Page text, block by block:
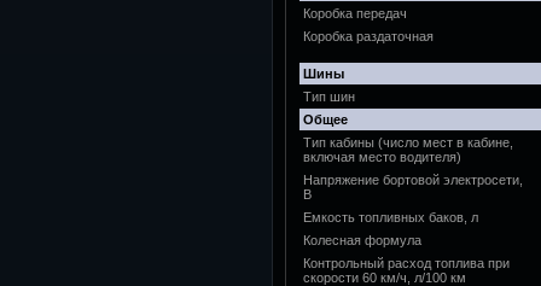
Коробка передач
Коробка раздаточная
Шины
Тип шин
Общее
Тип кабины (число мест в кабине,
включая место водителя)
Напряжение бортовой электросети,
В
Емкость топливных баков, л
Колесная формула
Контрольный расход топлива при
скорости 60 км/ч, л/100 км